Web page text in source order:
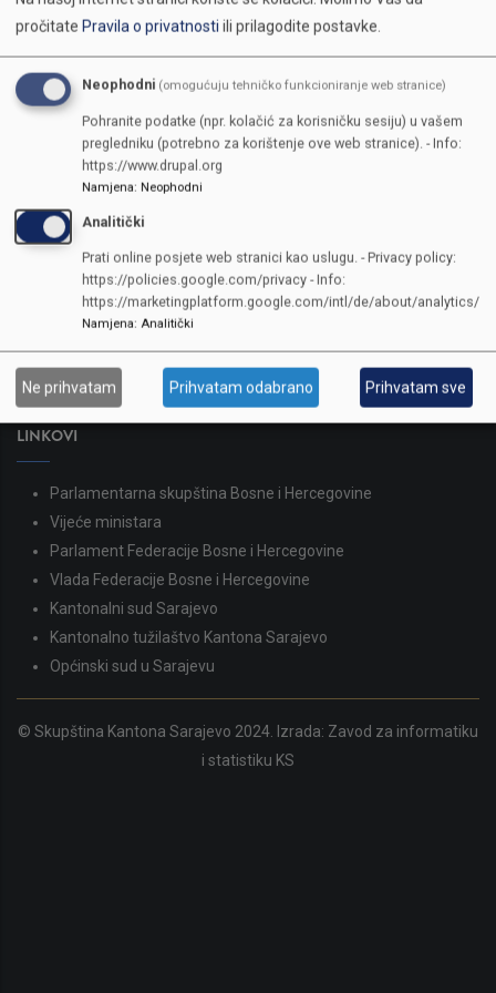
KONTAKTI
SKUPŠTINA
Adresa: Sarajevo, Reisa Džemaludina Čauševića 1
387 33 562-044
387 33 562-210
skupstina@skupstina.ks.gov.ba
LINKOVI
Parlamentarna skupština Bosne i Hercegovine
Vijeće ministara
Parlament Federacije Bosne i Hercegovine
Vlada Federacije Bosne i Hercegovine
Kantonalni sud Sarajevo
Kantonalno tužilaštvo Kantona Sarajevo
Općinski sud u Sarajevu
© Skupština Kantona Sarajevo 2024. Izrada: Zavod za informatiku
i statistiku KS
pročitate Pravila o privatnostiili prilagodite postavke.
Neophodni (omogućuju tehničko funkcioniranje web stranice)
Pohranite podatke (npr. kolačić za korisničku sesiju) u vašem
pregledniku (potrebno za korištenje ove web stranice). - Info:
https://www.drupal.org
Namjena: Neophodni
Analitički
Prati online posjete web stranici kao uslugu. - Privacy policy:
https://policies.google.com/privacy - Info:
https://marketingplatform.google.com/intl/de/about/analytics/
Namjena: Analitički
Ne prihvatam Prihvatam odabrano Prihvatam sve